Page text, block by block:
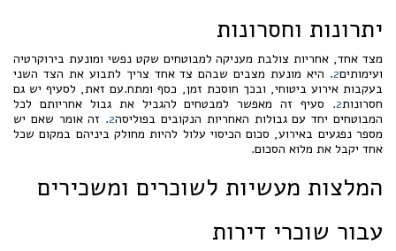
יתרונות וחסרונות
מצד אחד, אחריות צולבת מעניקה למבוטחים שקט נפשי ומונעת בירוקרטיה
ועימותים2. היא מונעת מצבים שבהם צד אחד צריך לתבוע את הצד השני
בעקבות אירוע ביטוחי, ובכך חוסכת זמן, כסף ומתח.עם זאת, לסעיף יש גם
חסרונות2. סעיף זה מאפשר למבטחים להגביל את גבול אחריותם לכל
המבוטחים יחד עם גבולות האחריות הנקובים בפוליסה2. זה אומר שאם יש
מספר נפגעים באירוע, סכום הכיסוי עלול להיות מחולק ביניהם במקום שכל
אחד יקבל את מלוא הסכום.
המלצות מעשיות לשוכרים ומשכירים
עבור שוכרי דירות